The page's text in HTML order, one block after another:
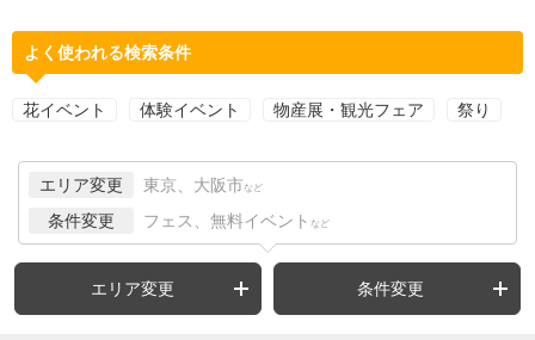
よく使われる検索条件
花イベント 体験イベント 物産展・観光フェア 祭り
エリア変更 東京、大阪市 など
条件変更 フェス、無料イベント など
エリア変更 条件変更